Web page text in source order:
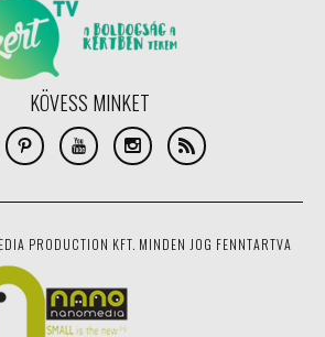
KÖVESS MINKET
PRODUCTION KFT. MINDEN JOG FENNTARTVA